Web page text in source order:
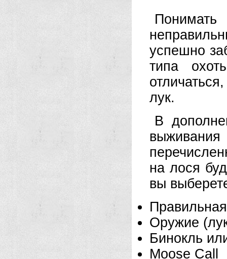
успешно
типа
лук.
В
на лося
вы
Оружие
Бинокль
Moose Call